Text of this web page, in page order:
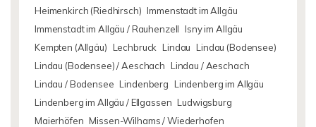
Heimenkirch (Riedhirsch) Immenstadt im Allgäu
Immenstadt im Allgäu / Rauhenzell Isny im Allgäu
Kempten (Allgäu) Lechbruck Lindau Lindau (Bodensee)
Lindau (Bodensee) / Aeschach Lindau / Aeschach
Lindau / Bodensee Lindenberg Lindenberg im Allgäu
Lindenberg im Allgäu / Ellgassen Ludwigsburg
Maierhöfen Missen-Wilhams / Wiederhofen